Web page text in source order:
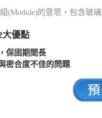
(Module)的意思，包含玻
大優點
保固期間長
密合度不佳的問題